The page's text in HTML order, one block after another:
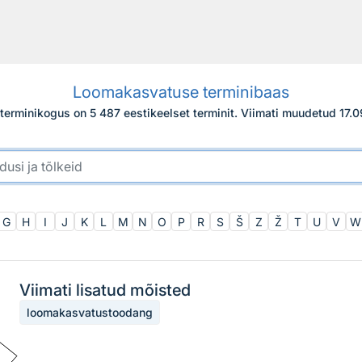
Loomakasvatuse terminibaas
on 5 487 eestikeelset terminit. Viimati muudetud
G H I J K L M N O P R S Š Z Ž T U V W
Viimati lisatud mõisted
loomakasvatustoodang